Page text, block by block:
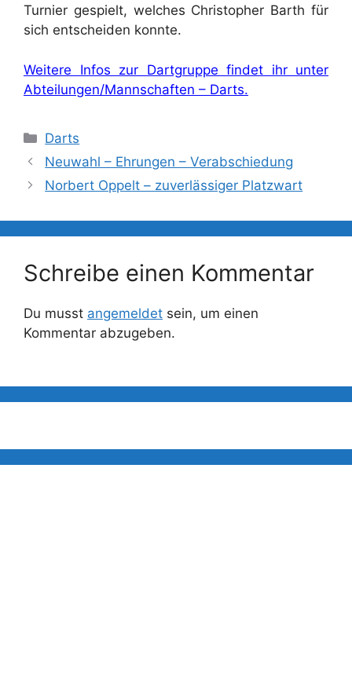
Turnier gespielt, welches Christopher Barth für
sich entscheiden konnte.
Weitere Infos zur Dartgruppe findet ihr unter
Abteilungen/Mannschaften – Darts.
Kategorien
Darts
Neuwahl – Ehrungen – Verabschiedung
Norbert Oppelt – zuverlässiger Platzwart
Schreibe einen Kommentar
Du musst angemeldet sein, um einen
Kommentar abzugeben.